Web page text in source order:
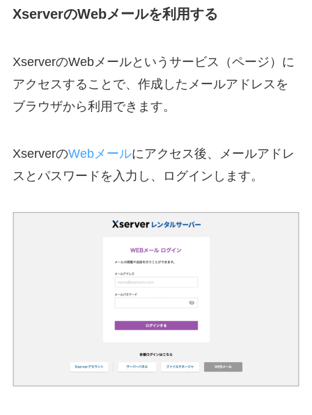
XserverのWebメールを利用する
XserverのWebメールというサービス（ページ）に
アクセスすることで、作成したメールアドレスを
ブラウザから利用できます。
XserverのWebメールにアクセス後、メールアドレ
スとパスワードを入力し、ログインします。